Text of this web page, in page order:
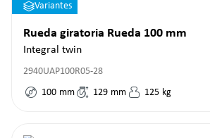
Variantes
Rueda giratoria Rueda 100 mm
Integral twin
2940UAP100R05-28
100 mm 129 mm 125 kg